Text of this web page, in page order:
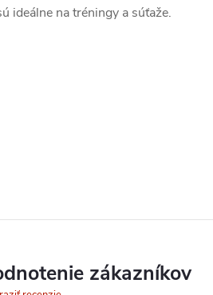
ideálne na tréningy a súťaže.
zákazníkov